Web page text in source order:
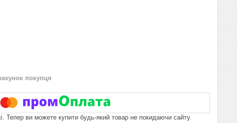
покупця
Тепер ви можете купити будь-який товар не покидаючи сайту.